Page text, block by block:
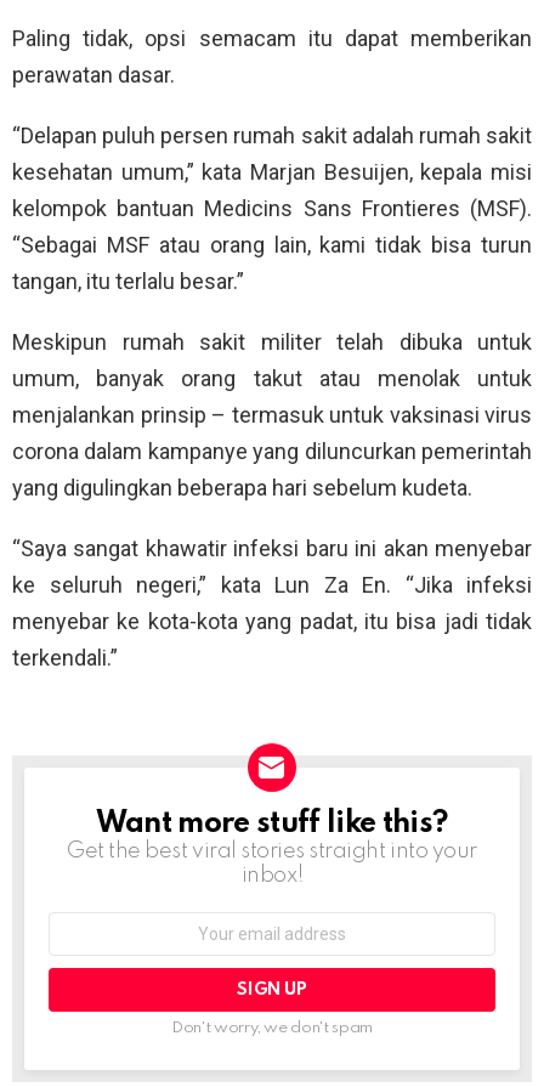
Paling tidak, opsi semacam itu dapat memberikan
perawatan dasar.
“Delapan puluh persen rumah sakit adalah rumah sakit
kesehatan umum,” kata Marjan Besuijen, kepala misi
kelompok bantuan Medicins Sans Frontieres (MSF).
“Sebagai MSF atau orang lain, kami tidak bisa turun
tangan, itu terlalu besar.”
Meskipun rumah sakit militer telah dibuka untuk
umum, banyak orang takut atau menolak untuk
menjalankan prinsip – termasuk untuk vaksinasi virus
corona dalam kampanye yang diluncurkan pemerintah
yang digulingkan beberapa hari sebelum kudeta.
“Saya sangat khawatir infeksi baru ini akan menyebar
ke seluruh negeri,” kata Lun Za En. “Jika infeksi
menyebar ke kota-kota yang padat, itu bisa jadi tidak
terkendali.”
NEWSLETTER
Want more stuff like this?
Get the best viral stories straight into your
inbox!
Don't worry, we don't spam